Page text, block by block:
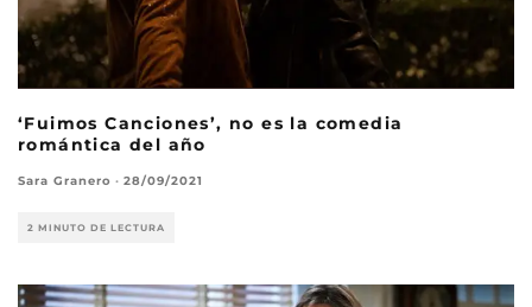
‘Fuimos Canciones’, no es la comedia
romántica del año
Sara Granero · 28/09/2021
2 MINUTO DE LECTURA